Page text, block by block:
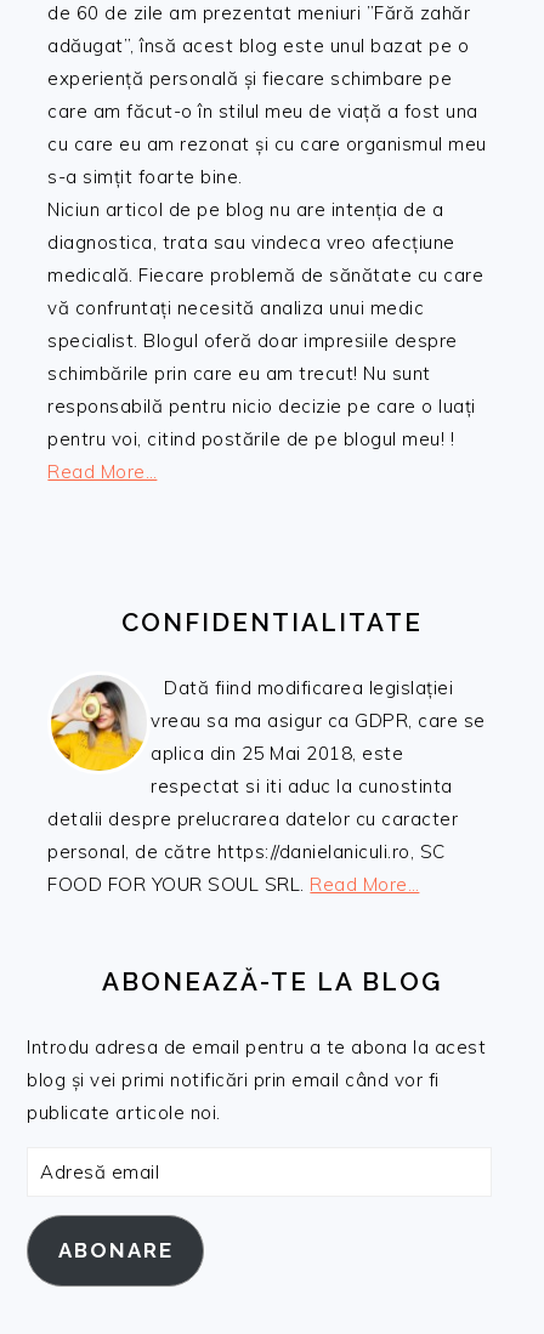
de 60 de zile am prezentat meniuri ”Fără zahăr
adăugat”, însă acest blog este unul bazat pe o
experiență personală și fiecare schimbare pe
care am făcut-o în stilul meu de viață a fost una
cu care eu am rezonat și cu care organismul meu
s-a simțit foarte bine.
Niciun articol de pe blog nu are intenția de a
diagnostica, trata sau vindeca vreo afecțiune
medicală. Fiecare problemă de sănătate cu care
vă confruntați necesită analiza unui medic
specialist. Blogul oferă doar impresiile despre
schimbările prin care eu am trecut! Nu sunt
responsabilă pentru nicio decizie pe care o luați
pentru voi, citind postările de pe blogul meu! !
Read More…
CONFIDENTIALITATE
Dată fiind modificarea legislației
vreau sa ma asigur ca GDPR, care se
aplica din 25 Mai 2018, este
respectat si iti aduc la cunostinta
detalii despre prelucrarea datelor cu caracter
personal, de către https://danielaniculi.ro, SC
FOOD FOR YOUR SOUL SRL. Read More…
ABONEAZĂ-TE LA BLOG
Introdu adresa de email pentru a te abona la acest
blog și vei primi notificări prin email când vor fi
publicate articole noi.
Adresă
ABONARE